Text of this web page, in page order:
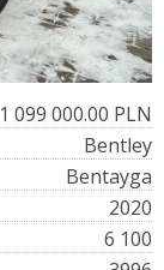
1 099 000.00 PLN
Bentley
Bentayga
2020
6 100